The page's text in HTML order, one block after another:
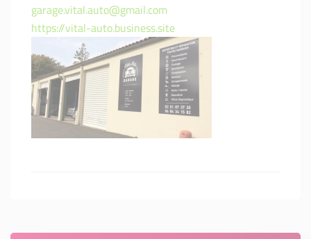
garage.vital.auto@gmail.com
https://vital-auto.business.site